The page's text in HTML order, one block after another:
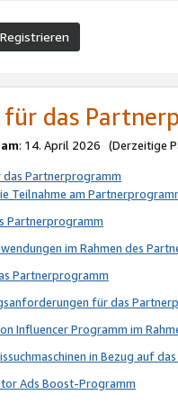
Registrieren
das
: 14. April 2026 (Derzeitige
Partnerprogramm
Teilnahme am
Partnerprogramm
im Rahmen des
Partnerprogramm
für das
Influencer Programm im
in Bezug auf
Ads Boost-Programm